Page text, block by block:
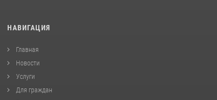
НАВИГАЦИЯ
Главная
Новости
Услуги
Для граждан